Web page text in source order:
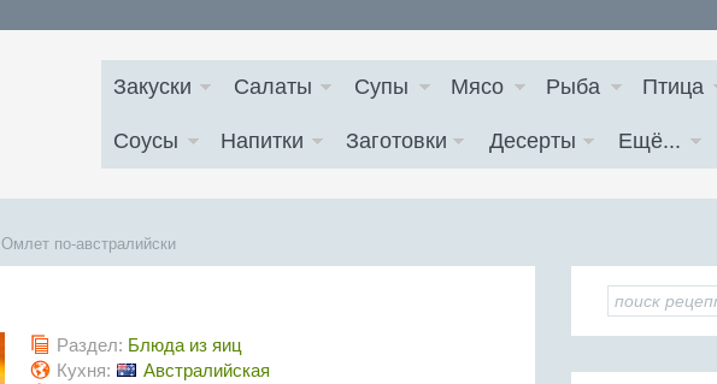
Закуски Салаты Супы Мясо Рыба Птица
Соусы Напитки Заготовки Десерты Ещё...
Омлет по-австралийски
Раздел: Блюда из яиц
Кухня:
Австралийская